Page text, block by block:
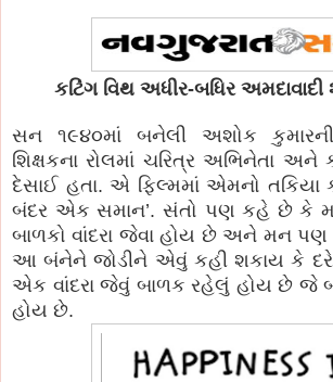
કટિંગ વિથ અધીર-બધિર અમદાવાદી
સન ૧૯૪૦માં બનેલી અશોક
શિક્ષકના રોલમાં ચરિત્ર અભિનેતા
દેસાઈ હતા. એ ફિલ્મમાં એમનો તકિયા
બંદર એક સમાન’. સંતો પણ કહે છે કે
બાળકો વાંદરા જેવા હોય છે અને મન પણ
આ બંનેને જોડીને એવું કહી શકાય કે
એક વાંદરા જેવું બાળક રહેલું હોય છે જે
હોય છે.